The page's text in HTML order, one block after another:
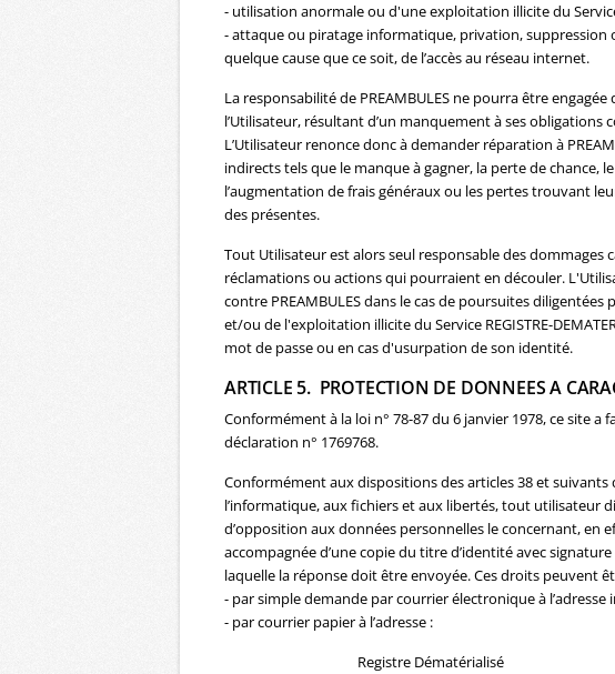
- utilisation anormale ou d'une exploitation illicite du
- attaque ou piratage informatique, privation,
quelque cause que ce soit, de l’accès au réseau internet.
La responsabilité de PREAMBULES ne pourra être
l’Utilisateur, résultant d’un manquement à ses
L’Utilisateur renonce donc à demander réparation à
indirects tels que le manque à gagner, la perte de chance,
l’augmentation de frais généraux ou les pertes trouvant
des présentes.
Tout Utilisateur est alors seul responsable des dommages
réclamations ou actions qui pourraient en découler.
contre PREAMBULES dans le cas de poursuites
et/ou de l'exploitation illicite du Service REGISTRE-
mot de passe ou en cas d'usurpation de son identité.
ARTICLE 5. PROTECTION DE DONNEES A
Conformément à la loi n° 78-87 du 6 janvier 1978, ce site
déclaration n° 1769768.
Conformément aux dispositions des articles 38 et suivants
l’informatique, aux fichiers et aux libertés, tout utilisateur
d’opposition aux données personnelles le concernant, en
accompagnée d’une copie du titre d’identité avec
laquelle la réponse doit être envoyée. Ces droits peuvent
- par simple demande par courrier électronique à l’adresse
- par courrier papier à l’adresse :
Registre Dématérialisé